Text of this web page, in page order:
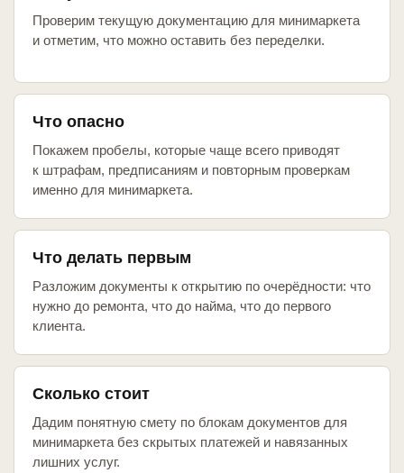
Проверим текущую документацию для минимаркета
и отметим, что можно оставить без переделки.
Что опасно
Покажем пробелы, которые чаще всего приводят
к штрафам, предписаниям и повторным проверкам
именно для минимаркета.
Что делать первым
Разложим документы к открытию по очерёдности: что
нужно до ремонта, что до найма, что до первого
клиента.
Сколько стоит
Дадим понятную смету по блокам документов для
минимаркета без скрытых платежей и навязанных
лишних услуг.